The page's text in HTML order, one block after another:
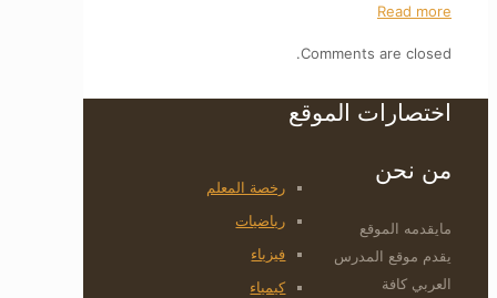
Read more
Comments are closed.
اختصارات الموقع
رخصة المعلم
رياضيات
فيزياء
كيمياء
من نحن
مايقدمه الموقع
يقدم موقع المدرس
العربي كافة